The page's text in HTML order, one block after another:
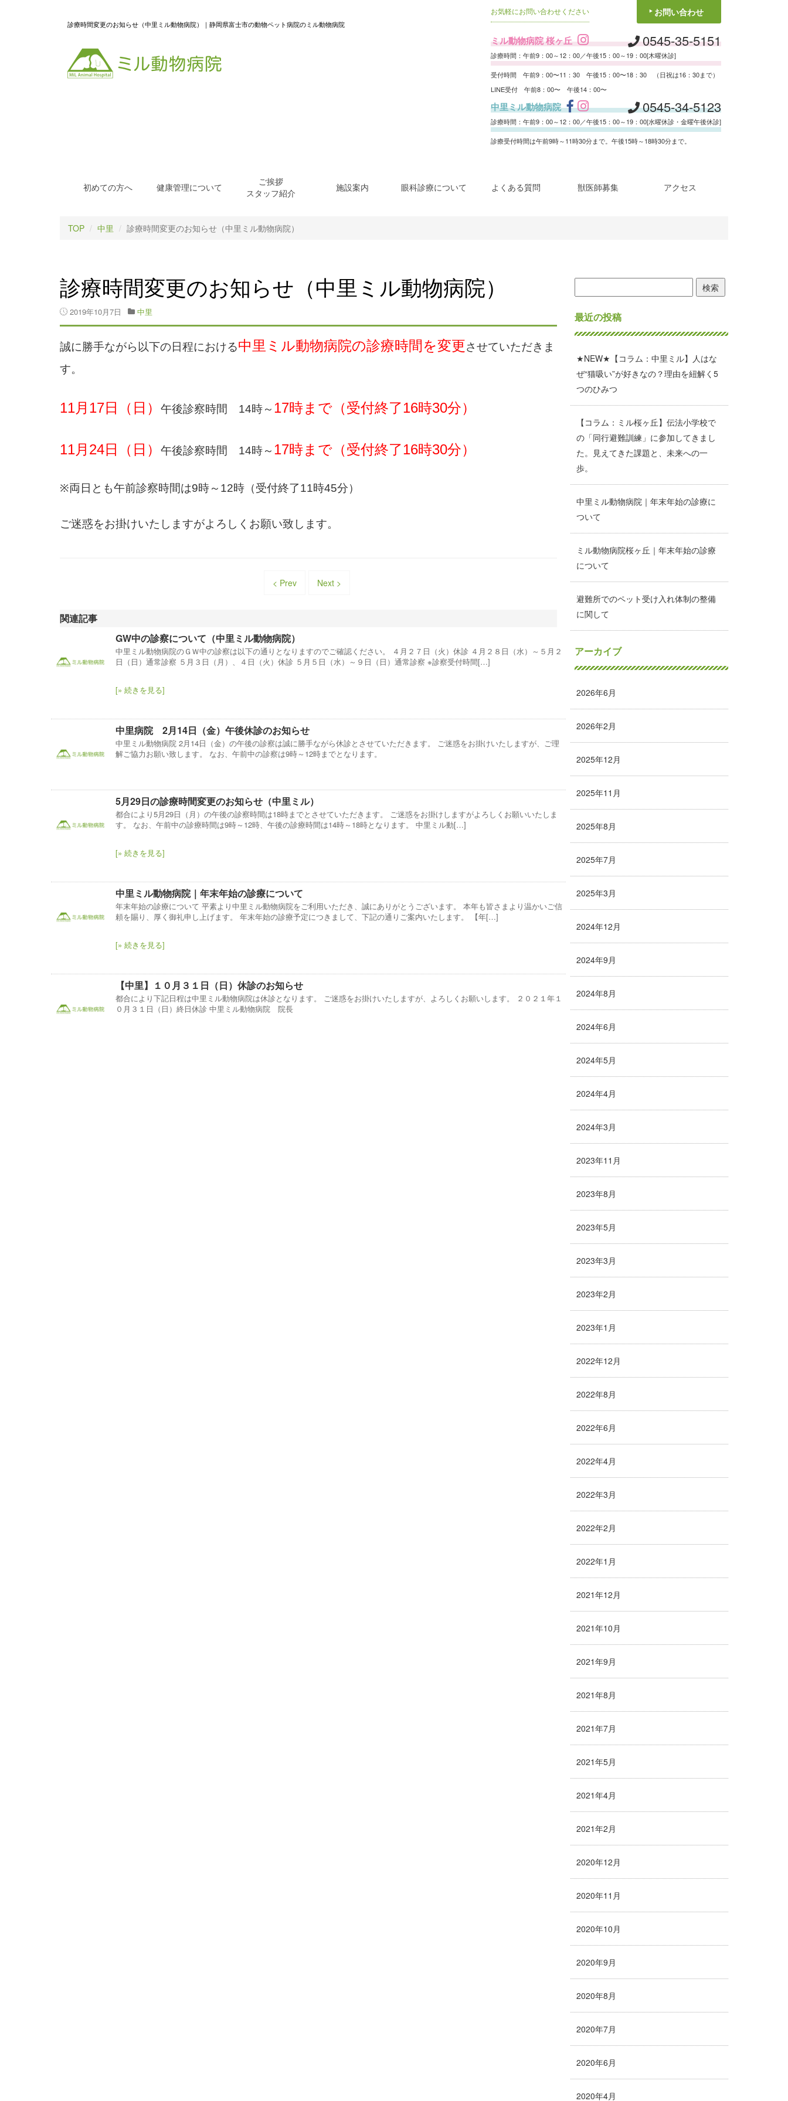
診療時間変更のお知らせ（中里ミル動物病院）｜静岡県富士市の動物ペット病院のミル動物病院
お気軽にお問い合わせください お問い合わせ
ミル動物病院 桜ヶ丘 0545-35-5151
診療時間：午前9：00～12：00／午後15：00～19：00[木曜休診]
受付時間 午前9：00〜11：30 午後15：00〜18：30 （日祝は16：30まで）
LINE受付 午前8：00〜 午後14：00〜
中里ミル動物病院 0545-34-5123
診療時間：午前9：00～12：00／午後15：00～19：00[水曜休診・金曜午後休診]
診療受付時間は午前9時～11時30分まで。午後15時～18時30分まで。
初めての方へ 健康管理について
ご挨拶
スタッフ紹介
施設案内 眼科診療について よくある質問 獣医師募集 アクセス
TOP 中里 診療時間変更のお知らせ（中里ミル動物病院）
診療時間変更のお知らせ（中里ミル動物病院）
2019年10月7日 中里
誠に勝手ながら以下の日程における中里ミル動物病院の診療時間を変更させていただきま
す。
11月17日（日） 午後診察時間 14時～ 17時まで（受付終了16時30分）
11月24日（日） 午後診察時間 14時～ 17時まで（受付終了16時30分）
※両日とも午前診察時間は9時～12時（受付終了11時45分）
ご迷惑をお掛けいたしますがよろしくお願い致します。
< Prev Next >
関連記事
GW中の診察について（中里ミル動物病院）
中里ミル動物病院のＧＷ中の診察は以下の通りとなりますのでご確認ください。 ４月２７日（火）休診 ４月２８日（水）～５月２
日（日）通常診察 ５月３日（月）、４日（火）休診 ５月５日（水）～９日（日）通常診察 ※診察受付時間[…]
[» 続きを見る]
中里病院 2月14日（金）午後休診のお知らせ
中里ミル動物病院 2月14日（金）の午後の診察は誠に勝手ながら休診とさせていただきます。 ご迷惑をお掛けいたしますが、ご理
解ご協力お願い致します。 なお、午前中の診察は9時～12時までとなります。
5月29日の診療時間変更のお知らせ（中里ミル）
都合により5月29日（月）の午後の診察時間は18時までとさせていただきます。 ご迷惑をお掛けしますがよろしくお願いいたしま
す。 なお、午前中の診療時間は9時～12時、午後の診療時間は14時～18時となります。 中里ミル動[…]
[» 続きを見る]
中里ミル動物病院｜年末年始の診療について
年末年始の診療について 平素より中里ミル動物病院をご利用いただき、誠にありがとうございます。 本年も皆さまより温かいご信
頼を賜り、厚く御礼申し上げます。 年末年始の診療予定につきまして、下記の通りご案内いたします。 【年[…]
[» 続きを見る]
【中里】１０月３１日（日）休診のお知らせ
都合により下記日程は中里ミル動物病院は休診となります。 ご迷惑をお掛けいたしますが、よろしくお願いします。 ２０２１年１
０月３１日（日）終日休診 中里ミル動物病院 院長
検
索:
最近の投稿
★NEW★【コラム：中里ミル】人はな
ぜ“猫吸い”が好きなの？理由を紐解く5
つのひみつ
【コラム：ミル桜ヶ丘】伝法小学校で
の「同行避難訓練」に参加してきまし
た。見えてきた課題と、未来への一
歩。
中里ミル動物病院｜年末年始の診療に
ついて
ミル動物病院桜ヶ丘｜年末年始の診療
について
避難所でのペット受け入れ体制の整備
に関して
アーカイブ
2026年6月
2026年2月
2025年12月
2025年11月
2025年8月
2025年7月
2025年3月
2024年12月
2024年9月
2024年8月
2024年6月
2024年5月
2024年4月
2024年3月
2023年11月
2023年8月
2023年5月
2023年3月
2023年2月
2023年1月
2022年12月
2022年8月
2022年6月
2022年4月
2022年3月
2022年2月
2022年1月
2021年12月
2021年10月
2021年9月
2021年8月
2021年7月
2021年5月
2021年4月
2021年2月
2020年12月
2020年11月
2020年10月
2020年9月
2020年8月
2020年7月
2020年6月
2020年4月